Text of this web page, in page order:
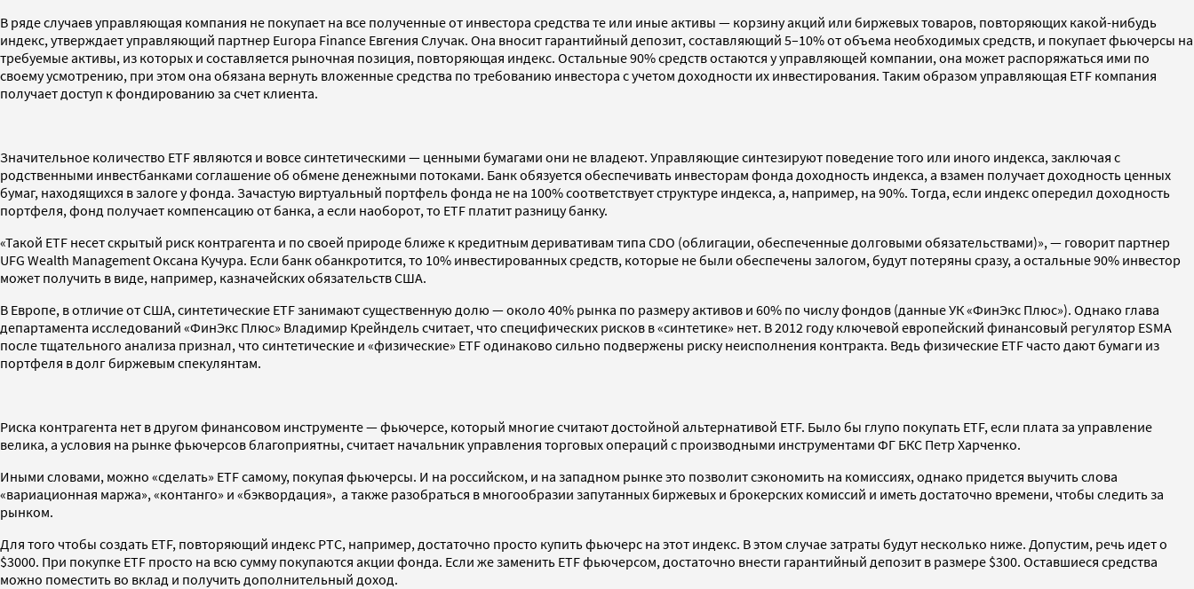
В ряде случаев управляющая компания не покупает на все полученные от инвестора средства те или иные активы — корзину акций или биржевых товаров, повторяющих какой-нибудь
индекс, утверждает управляющий партнер Europa Finance Евгения Случак. Она вносит гарантийный депозит, составляющий 5–10% от объема необходимых средств, и покупает фьючерсы на
требуемые активы, из которых и составляется рыночная позиция, повторяющая индекс. Остальные 90% средств остаются у управляющей компании, она может распоряжаться ими по
своему усмотрению, при этом она обязана вернуть вложенные средства по требованию инвестора с учетом доходности их инвестирования. Таким образом управляющая ETF компания
получает доступ к фондированию за счет клиента.
Значительное количество ETF являются и вовсе синтетическими — ценными бумагами они не владеют. Управляющие синтезируют поведение того или иного индекса, заключая с
родственными инвестбанками соглашение об обмене денежными потоками. Банк обязуется обеспечивать инвесторам фонда доходность индекса, а взамен получает доходность ценных
бумаг, находящихся в залоге у фонда. Зачастую виртуальный портфель фонда не на 100% соответствует структуре индекса, а, например, на 90%. Тогда, если индекс опередил доходность
портфеля, фонд получает компенсацию от банка, а если наоборот, то ETF платит разницу банку.
«Такой ETF несет скрытый риск контрагента и по своей природе ближе к кредитным деривативам типа CDO (облигации, обеспеченные долговыми обязательствами)», — говорит партнер
UFG Wealth Management Оксана Кучура. Если банк обанкротится, то 10% инвестированных средств, которые не были обеспечены залогом, будут потеряны сразу, а остальные 90% инвестор
может получить в виде, например, казначейских обязательств США.
В Европе, в отличие от США, синтетические ETF занимают существенную долю — около 40% рынка по размеру активов и 60% по числу фондов (данные УК «ФинЭкс Плюс»). Однако глава
департамента исследований «ФинЭкс Плюс» Владимир Крейндель считает, что специфических рисков в «синтетике» нет. В 2012 году ключевой европейский финансовый регулятор ESMA
после тщательного анализа признал, что синтетические и «физические» ETF одинаково сильно подвержены риску неисполнения контракта. Ведь физические ETF часто дают бумаги из
портфеля в долг биржевым спекулянтам.
Риска контрагента нет в другом финансовом инструменте — фьючерсе, который многие считают достойной альтернативой ETF. Было бы глупо покупать ETF, если плата за управление
велика, а условия на рынке фьючерсов благоприятны, считает начальник управления торговых операций с производными инструментами ФГ БКС Петр Харченко.
Иными словами, можно «сделать» ETF самому, покупая фьючерсы. И на российском, и на западном рынке это позволит сэкономить на комиссиях, однако придется выучить слова
«вариационная маржа», «контанго» и «бэквордация», а также разобраться в многообразии запутанных биржевых и брокерских комиссий и иметь достаточно времени, чтобы следить за
рынком.
Для того чтобы создать ETF, повторяющий индекс РТС, например, достаточно просто купить фьючерс на этот индекс. В этом случае затраты будут несколько ниже. Допустим, речь идет о
$3000. При покупке ETF просто на всю сумму покупаются акции фонда. Если же заменить ETF фьючерсом, достаточно внести гарантийный депозит в размере $300. Оставшиеся средства
можно поместить во вклад и получить дополнительный доход.